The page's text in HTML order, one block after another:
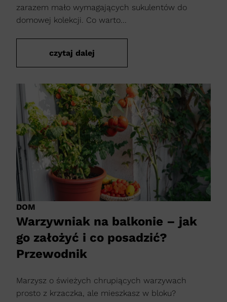
zarazem mało wymagających sukulentów do
domowej kolekcji. Co warto...
czytaj dalej
DOM
Warzywniak na balkonie – jak
go założyć i co posadzić?
Przewodnik
Marzysz o świeżych chrupiących warzywach
prosto z krzaczka, ale mieszkasz w bloku?